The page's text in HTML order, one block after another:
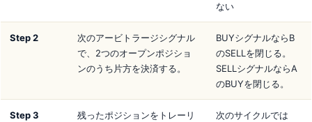
ない
Step 2
次のアービトラージシグナル
で、2つのオープンポジショ
ンのうち片方を決済する。
BUYシグナルならB
のSELLを閉じる。
SELLシグナルならA
のBUYを閉じる。
Step 3
残ったポジションをトレーリ
次のサイクルでは